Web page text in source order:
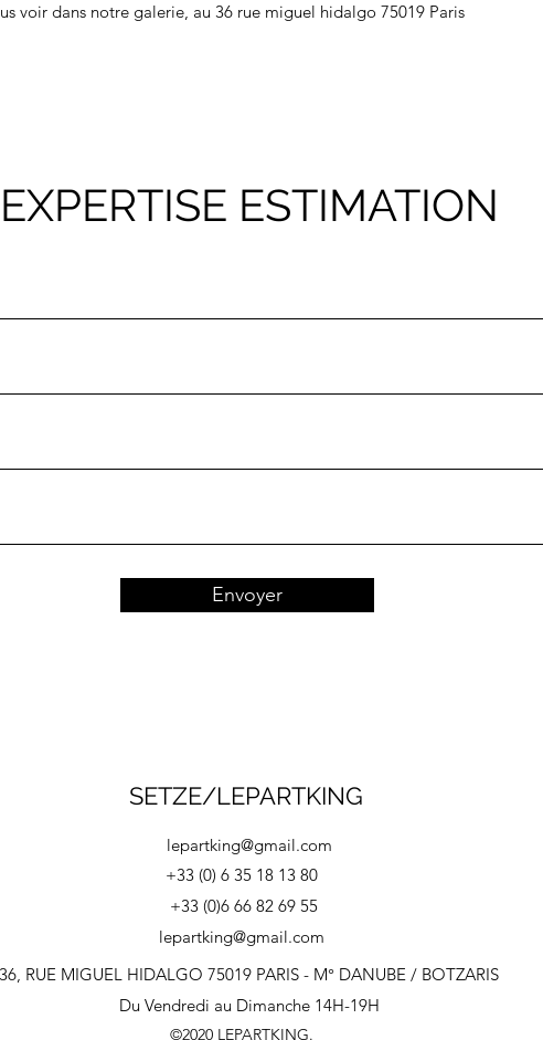
voir dans notre galerie, au 36 rue miguel hidalgo 75019 Paris
ESTIMATION
Envoyer
SETZE/LEPARTKING
lepartking@gmail.com
+33 (0) 6 35 18 13 80
+33 (0)6 66 82 69 55
lepartking@gmail.com
36, RUE MIGUEL HIDALGO 75019 PARIS - M° DANUBE / BOTZARIS
Du Vendredi au Dimanche 14H-19H
©2020 LEPARTKING.